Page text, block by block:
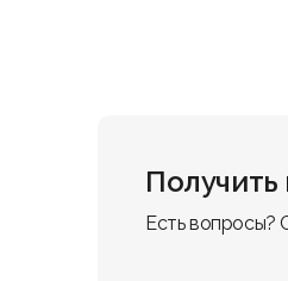
Есть вопросы?